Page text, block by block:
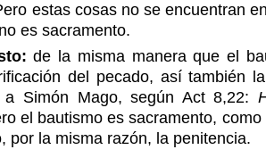
estas cosas no se encuentran
es sacramento.
de la misma manera que el
del pecado, así también
a Simón Mago, según Act 8,22:
el bautismo es sacramento,
por la misma razón, la penitencia.